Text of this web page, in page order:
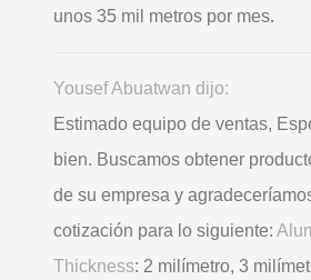
unos 35 mil metros por mes.
Yousef Abuatwan dijo:
Estimado equipo de ventas,
bien. Buscamos obtener
de su empresa y
cotización para lo siguiente:
Thickness: 2 milímetro, 3